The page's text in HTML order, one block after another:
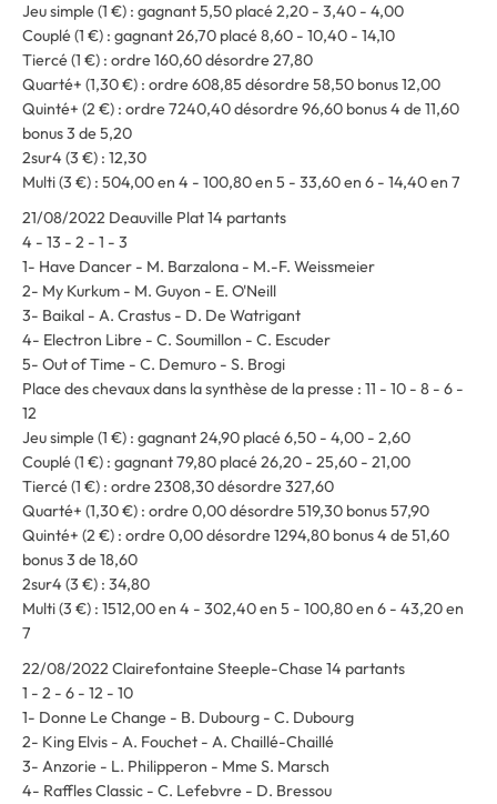
Jeu simple (1 €) : gagnant 5,50 placé 2,20 - 3,40 - 4,00
Couplé (1 €) : gagnant 26,70 placé 8,60 - 10,40 - 14,10
Tiercé (1 €) : ordre 160,60 désordre 27,80
Quarté+ (1,30 €) : ordre 608,85 désordre 58,50 bonus 12,00
Quinté+ (2 €) : ordre 7240,40 désordre 96,60 bonus 4 de 11,60
bonus 3 de 5,20
2sur4 (3 €) : 12,30
Multi (3 €) : 504,00 en 4 - 100,80 en 5 - 33,60 en 6 - 14,40 en 7
21/08/2022 Deauville Plat 14 partants
4 - 13 - 2 - 1 - 3
1- Have Dancer - M. Barzalona - M.-F. Weissmeier
2- My Kurkum - M. Guyon - E. O'Neill
3- Baikal - A. Crastus - D. De Watrigant
4- Electron Libre - C. Soumillon - C. Escuder
5- Out of Time - C. Demuro - S. Brogi
Place des chevaux dans la synthèse de la presse : 11 - 10 - 8 - 6 -
12
Jeu simple (1 €) : gagnant 24,90 placé 6,50 - 4,00 - 2,60
Couplé (1 €) : gagnant 79,80 placé 26,20 - 25,60 - 21,00
Tiercé (1 €) : ordre 2308,30 désordre 327,60
Quarté+ (1,30 €) : ordre 0,00 désordre 519,30 bonus 57,90
Quinté+ (2 €) : ordre 0,00 désordre 1294,80 bonus 4 de 51,60
bonus 3 de 18,60
2sur4 (3 €) : 34,80
Multi (3 €) : 1512,00 en 4 - 302,40 en 5 - 100,80 en 6 - 43,20 en
7
22/08/2022 Clairefontaine Steeple-Chase 14 partants
1 - 2 - 6 - 12 - 10
1- Donne Le Change - B. Dubourg - C. Dubourg
2- King Elvis - A. Fouchet - A. Chaillé-Chaillé
3- Anzorie - L. Philipperon - Mme S. Marsch
4- Raffles Classic - C. Lefebvre - D. Bressou